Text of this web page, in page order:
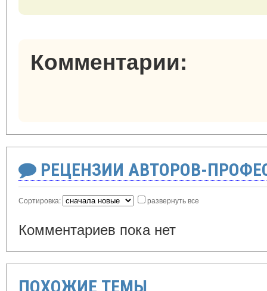
Комментарии:
РЕЦЕНЗИИ АВТОРОВ-
Сортировка: развернуть все
Комментариев пока нет
ПОХОЖИЕ ТЕМЫ